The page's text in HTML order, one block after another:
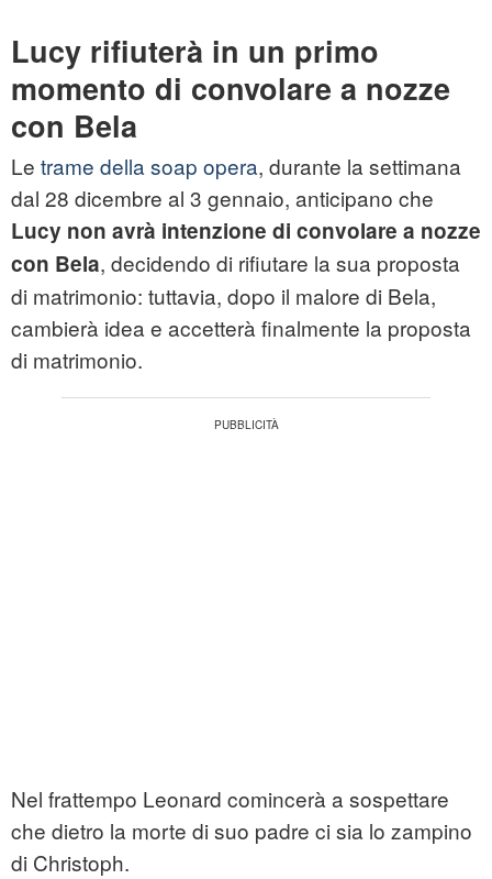
Lucy rifiuterà in un primo
momento di convolare a nozze
con Bela
Le trame della soap opera, durante la settimana
dal 28 dicembre al 3 gennaio, anticipano che
Lucy non avrà intenzione di convolare a nozze
con Bela, decidendo di rifiutare la sua proposta
di matrimonio: tuttavia, dopo il malore di Bela,
cambierà idea e accetterà finalmente la proposta
di matrimonio.
Nel frattempo Leonard comincerà a sospettare
che dietro la morte di suo padre ci sia lo zampino
di Christoph.